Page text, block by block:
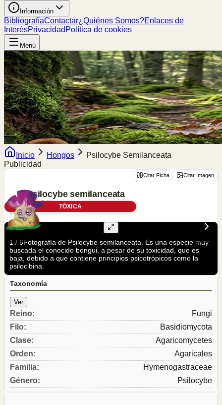
Información
BibliografíaContactar¿Quiénes Somos?Enlaces de
InterésPrivacidad Política de cookies
Menú
Inicio Hongos
Psilocybe Semilanceata
Publicidad
Citar Ficha Citar Imagen
Psilocybe semilanceata
(Fr.) P.Kumm.TÓXICA
1 / 6Fotografía de Psilocybe semilanceata. Es una especie muy
buscada el conocido bongui, a pesar de su toxicidad, que es
baja, debido a que contiene principios psicotrópicos como la
psilocibina.
Taxonomía
Ver
Reino:
Fungi
Filo:
Basidiomycota
Clase:
Agaricomycetes
Orden:
Agaricales
Familia:
Hymenogastraceae
Género: Psilocybe